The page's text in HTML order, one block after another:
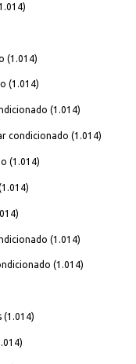
(1.014)
(1.014)
(1.014)
condicionado (1.014)
(1.014)
(1.014)
(1.014)
(1.014)